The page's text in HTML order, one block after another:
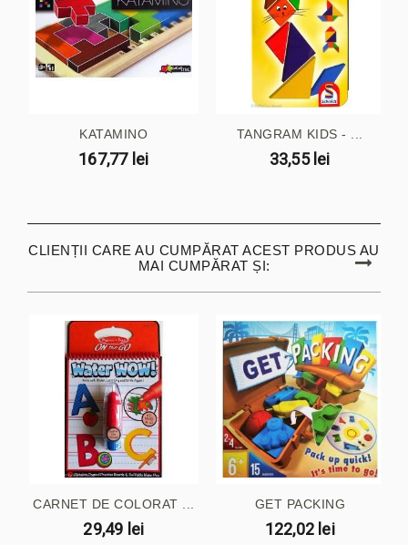
KATAMINO
167,77 lei
TANGRAM KIDS - ...
33,55 lei
CLIENȚII CARE AU CUMPĂRAT ACEST PRODUS AU
MAI CUMPĂRAT ȘI:
CARNET DE COLORAT ...
29,49 lei
GET PACKING
122,02 lei